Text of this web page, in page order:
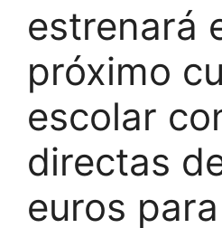
estrenará
próximo
escolar
directas
euros